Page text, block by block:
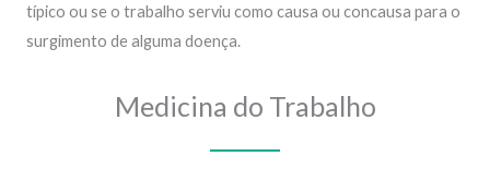
típico ou se o trabalho serviu como causa ou concausa para o
surgimento de alguma doença.
Medicina do Trabalho